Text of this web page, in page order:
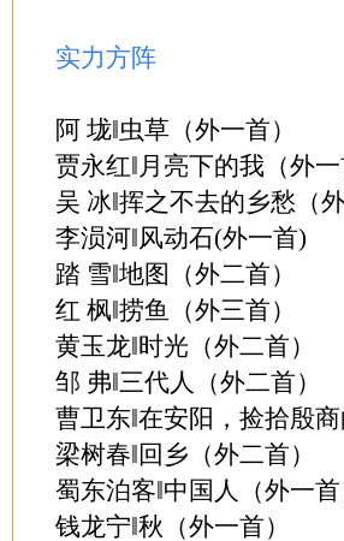
实力方阵
阿 垅‖虫草（外一首）
贾永红‖月亮下的我（外一
吴 冰‖挥之不去的乡愁（外
李涢河‖风动石(外一首)
踏 雪‖地图（外二首）
红 枫‖捞鱼（外三首）
黄玉龙‖时光（外二首）
邹 弗‖三代人（外二首）
曹卫东‖在安阳，捡拾殷
梁树春‖回乡（外二首）
蜀东泊客‖中国人（外一首
钱龙宁‖秋（外一首）